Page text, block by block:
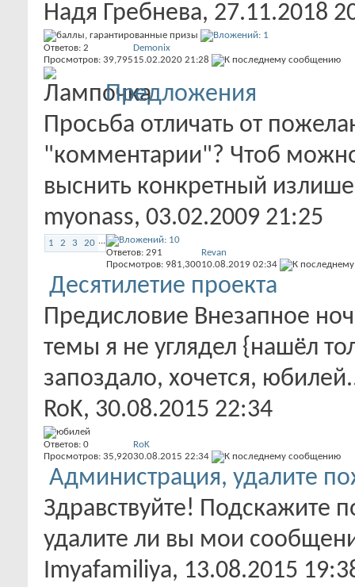
Надя Гребнева, 27.11.2018
Ответов: 2
Просмотров: 39,795
Demonix
15.02.2020 21:28
Предложения
Просьба отличать от
"комментарии"? Чтоб
выснить конкретный
myonass, 03.02.2009 21:25
1 2 3 ...
20
Ответов: 291
Просмотров: 981,300
Revan
10.08.2019 02:34
Десятилетие проекта
Предисловие Внезапное
темы я не углядел {нашёл
запоздало, хочется,
RoK, 30.08.2015 22:34
Ответов: 0
Просмотров: 35,920
RoK
30.08.2015 22:34
Администрация, удалите
Здравствуйте! Подскажите
удалите ли вы мои
Imyafamiliya, 13.08.2015